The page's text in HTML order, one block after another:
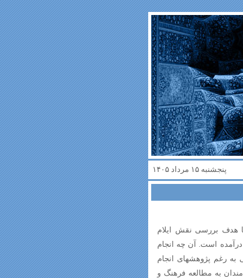
پنجشنبه ۱۵ مرداد ۱۴۰۵
هدف بررسی نقش ایلام
است. آن چه انجام
به رغم پژوهشهای انجام
به مطالعه فرهنگ و